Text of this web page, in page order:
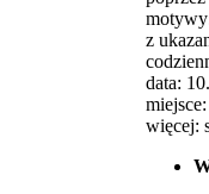
z
data:
więcej: